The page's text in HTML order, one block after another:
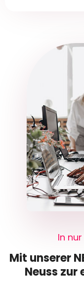
In
Mit unserer
Neuss zur